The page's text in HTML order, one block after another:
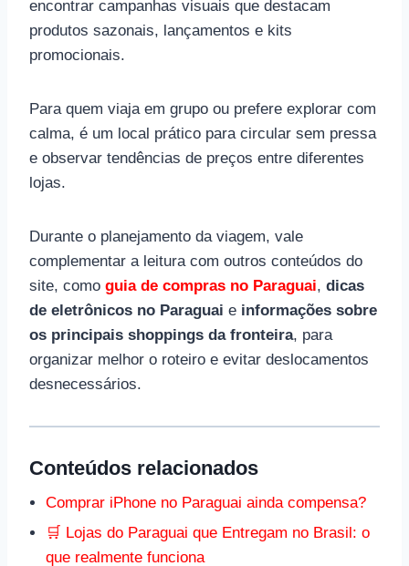
encontrar campanhas visuais que destacam
produtos sazonais, lançamentos e kits
promocionais.
Para quem viaja em grupo ou prefere explorar com
calma, é um local prático para circular sem pressa
e observar tendências de preços entre diferentes
lojas.
Durante o planejamento da viagem, vale
complementar a leitura com outros conteúdos do
site, como guia de compras no Paraguai, dicas
de eletrônicos no Paraguai e informações sobre
os principais shoppings da fronteira, para
organizar melhor o roteiro e evitar deslocamentos
desnecessários.
Conteúdos relacionados
Comprar iPhone no Paraguai ainda compensa?
🛒 Lojas do Paraguai que Entregam no Brasil: o
que realmente funciona